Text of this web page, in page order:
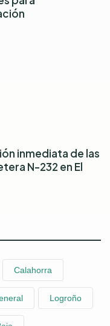
inmediata de las
N-232 en El
Calahorra
Logroño